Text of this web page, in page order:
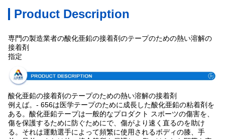
Product Description
専門の製造業者の酸化亜鉛の接着剤のテープのための熱い溶解の
接着剤
指定
酸化亜鉛の接着剤のテープのための熱い溶解の接着剤
例えば。- 656は医学テープのために成長した酸化亜鉛の粘着剤を
ある。酸化亜鉛テープは一般的なプロダクト スポーツの傷害を、
傷を保護するために防ぐためにで、傷がより速く直るのを助け
る。それは運動選手によって頻繁に使用されるボディの膝、手